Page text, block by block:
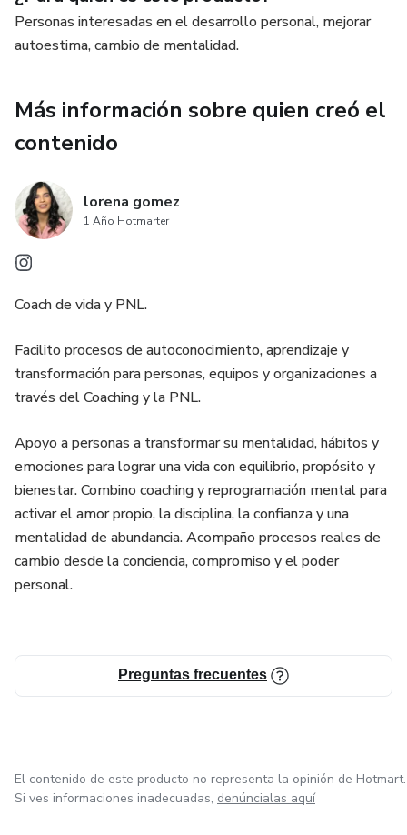
✍️ Ejercicios diarios y mensuales de escritura consciente y
💖Rutinas de autocuidado que promueven el bienestar
emocional.
🫀Registro de emociones y balance mensual para
monitorear tu evolución.
🎨 Disponible en dos diseños imprimibles: café y azul,
adaptándose a tu estilo personal.
.¿Para quién es este diario? Ideal para quienes:
• Luchan con la autocrítica y desean desarrollar una relación
más amorosa consigo mismos.
• Buscan herramientas prácticas para mejorar su salud
emocional y mental.
• Están comprometidos con su crecimiento personal y
desean una guía estructurada para lograrlo.
¿Por qué elegir el Diario de Elogios?
reconociendo tu valor y celebrando cada paso hacia tu
mejor versión. Este diario no es solo una herramienta, es un
¡Empieza hoy tu transformación!
Personas interesadas en el desarrollo personal, mejorar
autoestima, cambio de mentalidad.
Más información sobre quien creó el
contenido
lorena gomez
1 Año Hotmarter
Coach de vida y PNL.
Facilito procesos de autoconocimiento, aprendizaje y
transformación para personas, equipos y organizaciones a
través del Coaching y la PNL.
Apoyo a personas a transformar su mentalidad, hábitos y
emociones para lograr una vida con equilibrio, propósito y
bienestar. Combino coaching y reprogramación mental para
activar el amor propio, la disciplina, la confianza y una
mentalidad de abundancia. Acompaño procesos reales de
cambio desde la conciencia, compromiso y el poder
personal.
Preguntas frecuentes
El contenido de este producto no representa la opinión de Hotmart.
Si ves informaciones inadecuadas, denúncialas aquí